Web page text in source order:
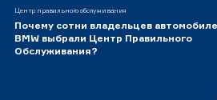
Центр правильного обслуживания
Почему сотни владельцев
BMW выбрали Центр Правильного
Обслуживания?